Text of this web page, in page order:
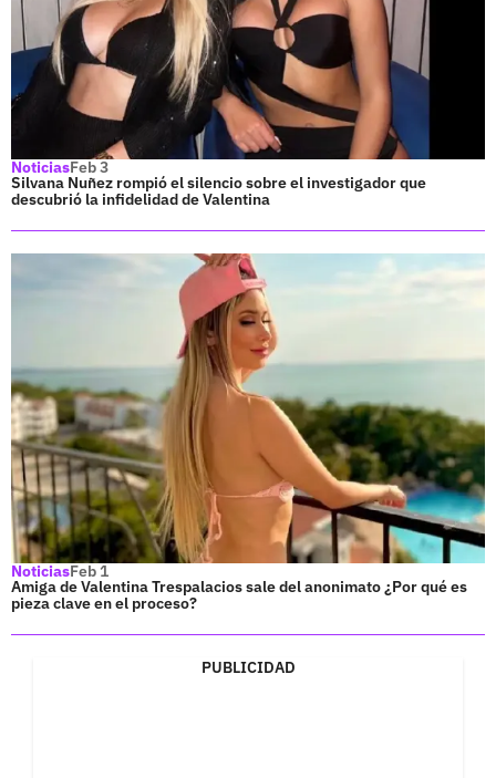
NoticiasFeb 3
Silvana Nuñez rompió el silencio sobre el investigador que
descubrió la infidelidad de Valentina
NoticiasFeb 1
Amiga de Valentina Trespalacios sale del anonimato ¿Por qué es
pieza clave en el proceso?
PUBLICIDAD